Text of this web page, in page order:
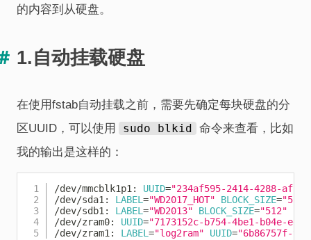
的内容到从硬盘。
1.自动挂载硬盘
在使用fstab自动挂载之前，需要先确定每块硬盘的分
区UUID，可以使用
sudo blkid
命令来查看，比如
我的输出是这样的：
/dev/mmcblk1p1: UUID="234af595-2414-4288-
/dev/sda1: LABEL="WD2017_HOT" BLOCK_SIZE="512"
/dev/sdb1: LABEL="WD2013" BLOCK_SIZE="512"
/dev/zram0: UUID="7173152c-b754-4be1-b04e-
/dev/zram1: LABEL="log2ram" UUID="6b86757f-
Copy